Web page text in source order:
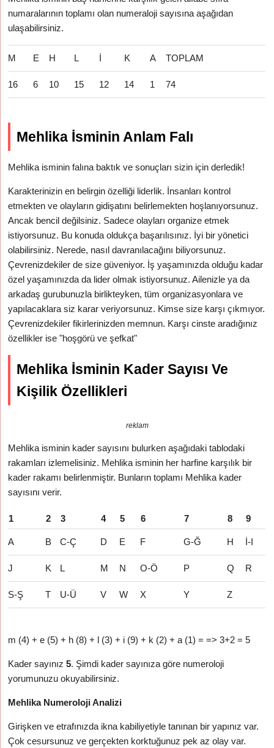
numaralarının toplamı olan numeraloji sayısına aşağıdan
ulaşabilirsiniz.
M E H L İ K A TOPLAM
16 6 10 15 12 14 1 74
Mehlika İsminin Anlam Falı
Mehlika isminin falına baktık ve sonuçları sizin için derledik!
Karakterinizin en belirgin özelliği liderlik. İnsanları kontrol
etmekten ve olayların gidişatını belirlemekten hoşlanıyorsunuz.
Ancak bencil değilsiniz. Sadece olayları organize etmek
istiyorsunuz. Bu konuda oldukça başarılısınız. İyi bir yönetici
olabilirsiniz. Nerede, nasıl davranılacağını biliyorsunuz.
Çevrenizdekiler de size güveniyor. İş yaşamınızda olduğu kadar
özel yaşamınızda da lider olmak istiyorsunuz. Ailenizle ya da
arkadaş gurubunuzla birlikteyken, tüm organizasyonlara ve
yapılacaklara siz karar veriyorsunuz. Kimse size karşı çıkmıyor.
Çevrenizdekiler fikirlerinizden memnun. Karşı cinste aradığınız
özellikler ise "hoşgörü ve şefkat"
Mehlika İsminin Kader Sayısı Ve
Kişilik Özellikleri
reklam
Mehlika isminin kader sayısını bulurken aşağıdaki tablodaki
rakamları izlemelisiniz. Mehlika isminin her harfine karşılık bir
kader rakamı belirlenmiştir. Bunların toplamı Mehlika kader
sayısını verir.
1 2 3 4 5 6 7 8 9
A B C-Ç D E F G-Ğ H İ-I
J K L M N O-Ö P Q R
S-Ş T U-Ü V W X Y Z
m (4) + e (5) + h (8) + l (3) + i (9) + k (2) + a (1) = => 3+2 = 5
Kader sayınız5. Şimdi kader sayınıza göre numeroloji
yorumunuzu okuyabilirsiniz.
Mehlika Numeroloji Analizi
Girişken ve etrafınızda ikna kabiliyetiyle tanınan bir yapınız var.
Çok cesursunuz ve gerçekten korktuğunuz pek az olay var.